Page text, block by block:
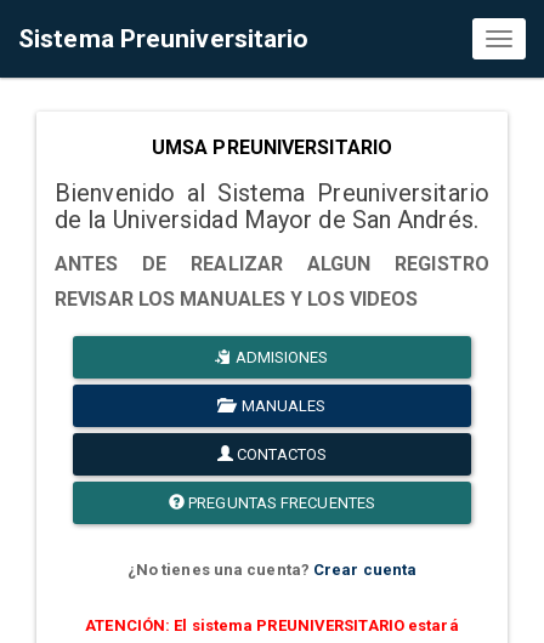
Sistema Preuniversitario
UMSA PREUNIVERSITARIO
Bienvenido al Sistema Preuniversitario
de la Universidad Mayor de San Andrés.
ANTES DE REALIZAR ALGUN REGISTRO
REVISAR LOS MANUALES Y LOS VIDEOS
ADMISIONES
MANUALES
CONTACTOS
PREGUNTAS FRECUENTES
¿No tienes una cuenta? Crear cuenta
ATENCIÓN: El sistema PREUNIVERSITARIO estará